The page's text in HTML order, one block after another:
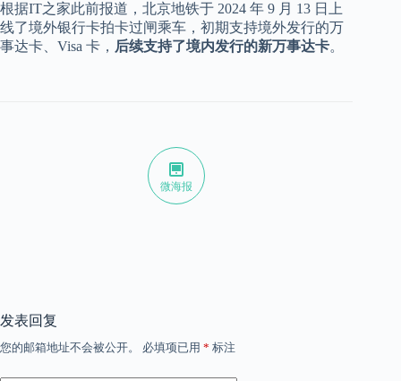
根据IT之家此前报道，北京地铁于 2024 年 9 月 13 日上
线了境外银行卡拍卡过闸乘车，初期支持境外发行的万
事达卡、Visa 卡， 后续支持了境内发行的新万事达卡。
微海报
发表回复
您的邮箱地址不会被公开。 必填项已用 * 标注